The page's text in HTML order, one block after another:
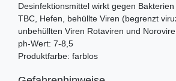
Desinfektionsmittel wirkt gegen Bakterien
TBC, Hefen, behüllte Viren (begrenzt
unbehüllten Viren Rotaviren und
ph-Wert: 7-8,5
Produktfarbe: farblos